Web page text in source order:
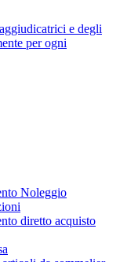
e degli
per ogni
Noleggio
diretto acquisto